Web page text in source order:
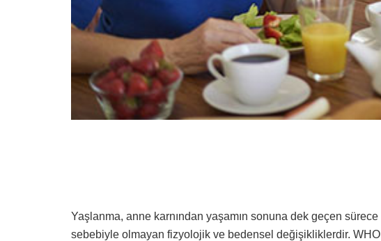
Yaşlanma, anne karnından yaşamın sonuna dek geçen
sebebiyle olmayan fizyolojik ve bedensel değişikliklerdir. WHO